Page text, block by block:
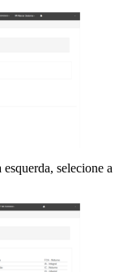
esquerda, selecione a